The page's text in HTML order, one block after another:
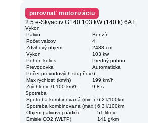
porovnať motorizáciu
2.5 e-Skyactiv G140 103 kW (140 k) 6AT
Výkon
Palivo
Benzín
Počet valcov
4
Zdvihový objem
2488 cm
Výkon
103 kw
Pohon kolies
Predný pohon
Prevodovka
Automatická
Počet prevodových stupňov 6
Max rýchlosť (km/h)
199 km/h
Zrýchlenie 0-100 km/h
9.8 s
Spotreba
Spotreba kombinovaná (min.) 6,2 l/100km
Spotreba kombinovaná (max.) 6,3 l/100km
Objem palivovej nádrže
51 litrov
Emisie CO2 (WLTP)
141 g/km